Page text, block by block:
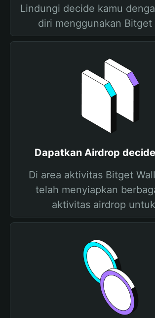
Lindungi decide kamu
diri menggunakan Bitget
Dapatkan Airdrop
Di area aktivitas Bitget
telah menyiapkan
aktivitas airdrop